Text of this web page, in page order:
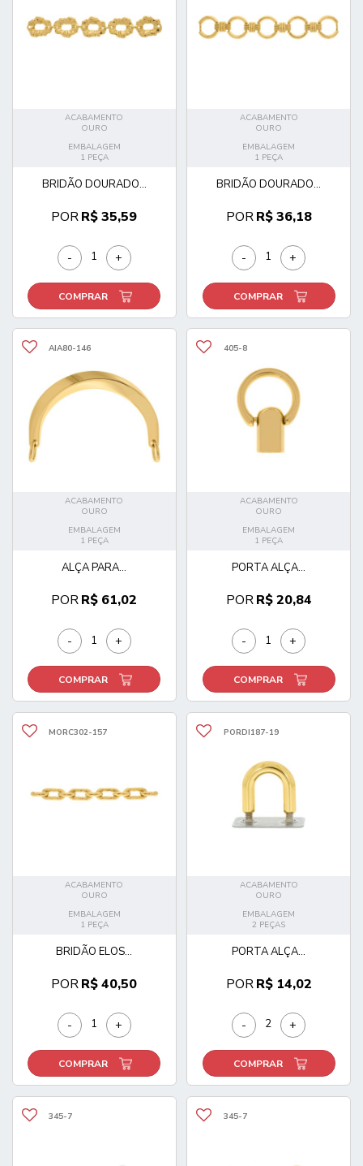
ACABAMENTO
OURO
EMBALAGEM
1 PEÇA
BRIDÃO DOURADO...
PORR$ 35,59
- +
COMPRAR
ACABAMENTO
OURO
EMBALAGEM
1 PEÇA
BRIDÃO DOURADO...
PORR$ 36,18
- +
COMPRAR
AIA80-146
ACABAMENTO
OURO
EMBALAGEM
1 PEÇA
ALÇA PARA...
PORR$ 61,02
- +
COMPRAR
405-8
ACABAMENTO
OURO
EMBALAGEM
1 PEÇA
PORTA ALÇA...
PORR$ 20,84
- +
COMPRAR
MORC302-157
ACABAMENTO
OURO
EMBALAGEM
1 PEÇA
BRIDÃO ELOS...
PORR$ 40,50
- +
COMPRAR
PORDI187-19
ACABAMENTO
OURO
EMBALAGEM
2 PEÇAS
PORTA ALÇA...
PORR$ 14,02
- +
COMPRAR
345-7 345-7